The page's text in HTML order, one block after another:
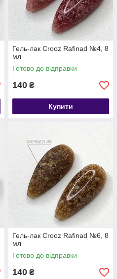
Гель-лак Crooz Rafinad №4, 8
мл
Готово до відправки
140 ₴
Купити
Гель-лак Crooz Rafinad №6, 8
мл
Готово до відправки
140 ₴